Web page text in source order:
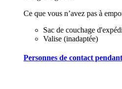
Ce que vous n’avez pas à
Sac de couchage
Valise (inadaptée)
Personnes de contact